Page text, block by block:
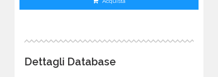
Dettagli Database